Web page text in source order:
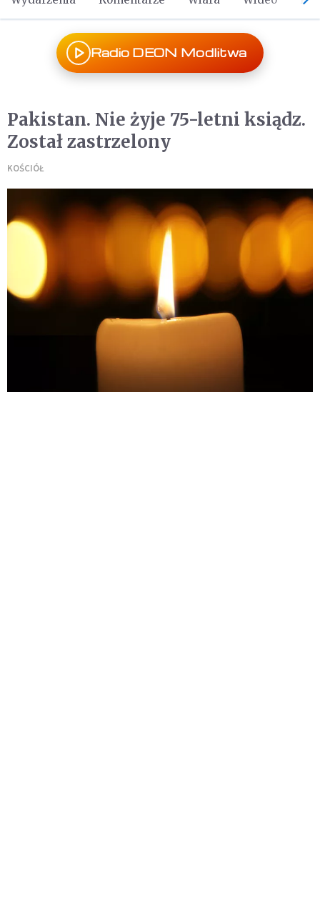
Radio DEON Modlitwa
Pakistan. Nie żyje 75-letni ksiądz.
Został zastrzelony
KOŚCIÓŁ